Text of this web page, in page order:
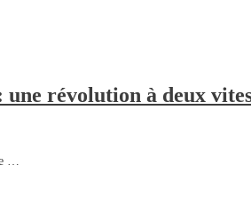
révolution à deux
…